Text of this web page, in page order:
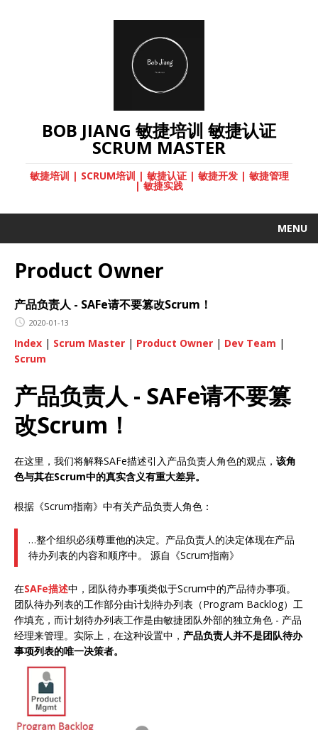
BOB JIANG 敏捷培训 敏捷认证
SCRUM MASTER
敏捷培训 | SCRUM培训 | 敏捷认证 | 敏捷开发 | 敏捷管理
| 敏捷实践
MENU
Product Owner
产品负责人 - SAFe请不要篡改Scrum！
2020-01-13
Index | Scrum Master | Product Owner | Dev Team |
Scrum
产品负责人 - SAFe请不要篡
改Scrum！
在这里，我们将解释SAFe描述引入产品负责人角色的观点， 该角
色与其在Scrum中的真实含义有重大差异。
根据《Scrum指南》中有关产品负责人角色：
…整个组织必须尊重他的决定。产品负责人的决定体现在产品
待办列表的内容和顺序中。 源自《Scrum指南》
在SAFe描述中，团队待办事项类似于Scrum中的产品待办事项。
团队待办列表的工作部分由计划待办列表（Program Backlog）工
作填充，而计划待办列表工作是由敏捷团队外部的独立角色 - 产品
经理来管理。实际上，在这种设置中， 产品负责人并不是团队待办
事项列表的唯一决策者。